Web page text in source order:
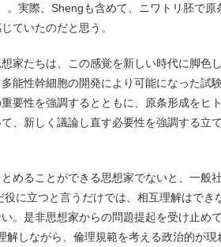
。実際、Shengも含めて、ニワトリ胚で
ていたのだと思う。
家たちは、この感覚を新しい時代に脚色
能性幹細胞の開発により可能になった試
要性を強調するとともに、原条形成をヒ
、新しく議論し直す必要性を強調する立
めることができる思想家でないと、一般
役に立つと言うだけでは、相互理解はで
。是非思想家からの問題提起を受け止め
解しながら、倫理規範を考える政治的が